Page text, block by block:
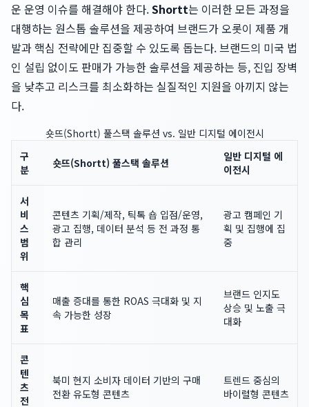
운 운영 이슈를 해결해야 한다.Shortt는 이러한 모든 과정을
대행하는 원스톱 솔루션을 제공하여 브랜드가 오롯이 제품 개
발과 핵심 전략에만 집중할 수 있도록 돕는다. 브랜드의 미국 법
인 설립 없이도 판매가 가능한 솔루션을 제공하는 등, 진입 장벽
을 낮추고 리스크를 최소화하는 실질적인 지원을 아끼지 않는
다.
숏뜨(Shortt) 풀스택 솔루션 vs. 일반 디지털 에이전시
구
분
숏뜨(Shortt) 풀스택 솔루션
일반 디지털 에
이전시
서
비
스
범
위
콘텐츠 기획/제작, 틱톡 숍 입점/운영,
광고 집행, 데이터 분석 등 전 과정 통
합 관리
광고 캠페인 기
획 및 집행에 집
중
핵
심
목
표
매출 증대를 통한 ROAS 극대화 및 지
속 가능한 성장
브랜드 인지도
상승 및 노출 극
대화
콘
텐
츠
전
북미 현지 소비자 데이터 기반의 구매
전환 유도형 콘텐츠
트렌드 중심의
바이럴형 콘텐츠